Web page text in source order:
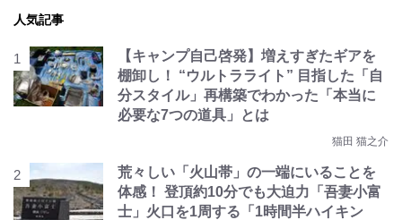
人気記事
【キャンプ自己啓発】増えすぎたギアを
棚卸し！ “ウルトラライト” 目指した「自
分スタイル」再構築でわかった「本当に
必要な7つの道具」とは
猫田 猫之介
荒々しい「火山帯」の一端にいることを
体感！ 登頂約10分でも大迫力「吾妻小富
士」火口を1周する「1時間半ハイキン